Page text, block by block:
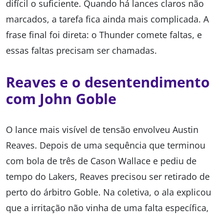
difícil o suficiente. Quando há lances claros não
marcados, a tarefa fica ainda mais complicada. A
frase final foi direta: o Thunder comete faltas, e
essas faltas precisam ser chamadas.
Reaves e o desentendimento
com John Goble
O lance mais visível de tensão envolveu Austin
Reaves. Depois de uma sequência que terminou
com bola de três de Cason Wallace e pediu de
tempo do Lakers, Reaves precisou ser retirado de
perto do árbitro Goble. Na coletiva, o ala explicou
que a irritação não vinha de uma falta específica,